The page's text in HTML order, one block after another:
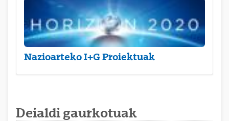
Nazioarteko I+G Proiektuak
Deialdi gaurkotuak